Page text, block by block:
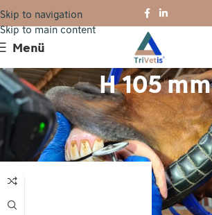
Skip to navigation
Skip to main content
Menü
H 105 mm
H105 mm / Innenraum: B389 x T275 x H71 mm